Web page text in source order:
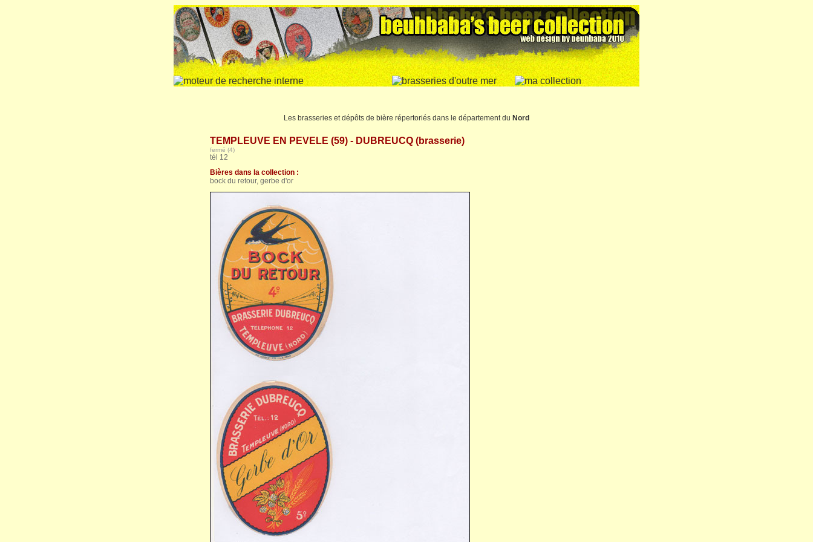
Les brasseries et dépôts de bière répertoriés dans le département du Nord
TEMPLEUVE EN PEVELE (59) - DUBREUCQ (brasserie)
fermé (4)
tél 12
Bières dans la collection :
bock du retour, gerbe d'or